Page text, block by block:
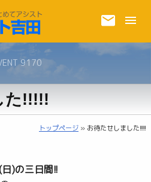
9170
た!!!!!
トップページ » お待たせしました!!!!!
)の三日間!!